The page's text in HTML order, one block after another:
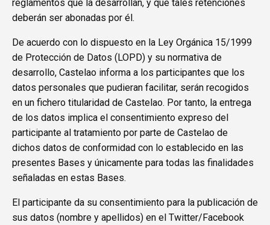
reglamentos que la desarrollan, y que tales retenciones
deberán ser abonadas por él.
De acuerdo con lo dispuesto en la Ley Orgánica 15/1999
de Protección de Datos (LOPD) y su normativa de
desarrollo, Castelao informa a los participantes que los
datos personales que pudieran facilitar, serán recogidos
en un fichero titularidad de Castelao. Por tanto, la entrega
de los datos implica el consentimiento expreso del
participante al tratamiento por parte de Castelao de
dichos datos de conformidad con lo establecido en las
presentes Bases y únicamente para todas las finalidades
señaladas en estas Bases.
El participante da su consentimiento para la publicación de
sus datos (nombre y apellidos) en el Twitter/Facebook